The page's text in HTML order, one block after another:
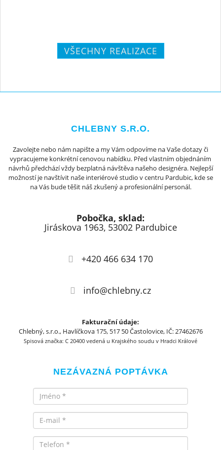
VŠECHNY REALIZACE
CHLEBNY S.R.O.
Zavolejte nebo nám napište a my Vám odpovíme na Vaše dotazy či
vypracujeme konkrétní cenovou nabídku. Před vlastním objednáním
návrhů předchází vždy bezplatná návštěva našeho designéra. Nejlepší
možností je navštívit naše interiérové studio v centru Pardubic, kde se
na Vás bude těšit náš zkušený a profesionální personál.
Pobočka, sklad:
Jiráskova 1963, 53002 Pardubice
+420 466 634 170
info@chlebny.cz
Fakturační údaje:
Chlebný, s.r.o., Havlíčkova 175, 517 50 Častolovice, IČ: 27462676
Spisová značka: C 20400 vedená u Krajského soudu v Hradci Králové
NEZÁVAZNÁ POPTÁVKA